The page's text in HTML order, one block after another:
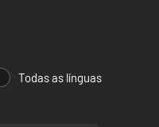
Todas as línguas